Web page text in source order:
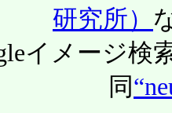
研究所）
イメージ検
同